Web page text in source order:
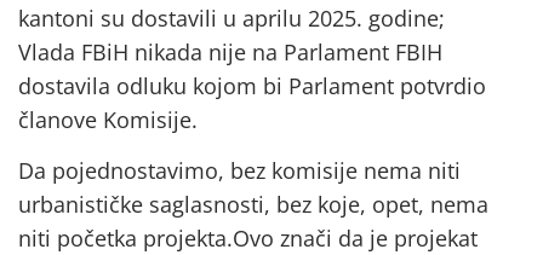
kantoni su dostavili u aprilu 2025. godine;
Vlada FBiH nikada nije na Parlament FBIH
dostavila odluku kojom bi Parlament potvrdio
članove Komisije.
Da pojednostavimo, bez komisije nema niti
urbanističke saglasnosti, bez koje, opet, nema
niti početka projekta.Ovo znači da je projekat